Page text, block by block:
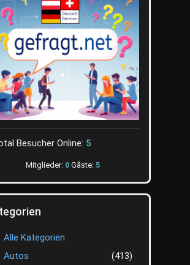
Besucher Online: 5
Mitglieder: 0Gãste: 5
Alle Kategorien
Autos
(413)